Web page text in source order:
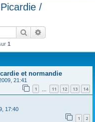
r
/
Rechercher
1
et normandie
21:41
1 11 12 13 14
17:40
1 2